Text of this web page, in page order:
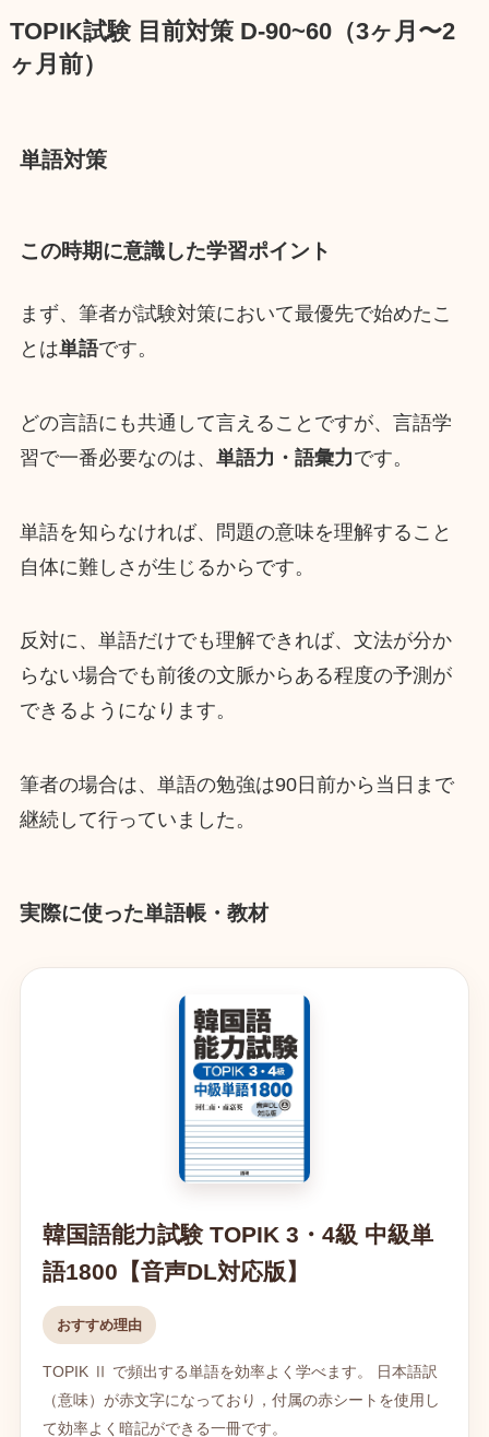
TOPIK試験 目前対策 D-90~60（3ヶ月〜2
ヶ月前）
単語対策
この時期に意識した学習ポイント
まず、筆者が試験対策において最優先で始めたこ
とは単語です。
どの言語にも共通して言えることですが、言語学
習で一番必要なのは、 単語力・語彙力です。
単語を知らなければ、問題の意味を理解すること
自体に難しさが生じるからです。
反対に、単語だけでも理解できれば、文法が分か
らない場合でも前後の文脈からある程度の予測が
できるようになります。
筆者の場合は、単語の勉強は90日前から当日まで
継続して行っていました。
実際に使った単語帳・教材
韓国語能力試験 TOPIK 3・4級 中級単
語1800【音声DL対応版】
おすすめ理由
TOPIK Ⅱ で頻出する単語を効率よく学べます。 日本語訳
（意味）が赤文字になっており，付属の赤シートを使用し
て効率よく暗記ができる一冊です。